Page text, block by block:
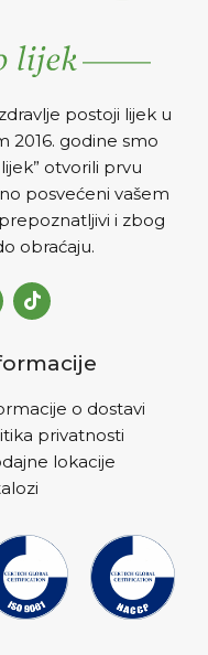
postoji lijek u
2016. godine smo
otvorili prvu
posvećeni vašem
i zbog
obraćaju.
o dostavi
privatnosti
lokacije